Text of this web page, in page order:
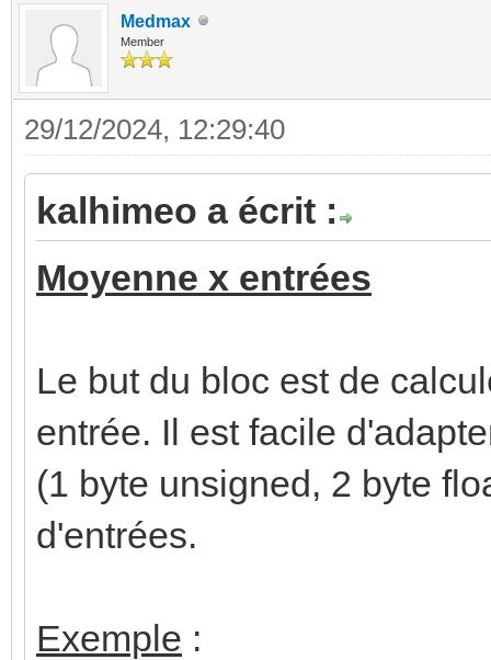
Medmax
Member
29/12/2024, 12:29:40
kalhimeo a écrit :
Moyenne x entrées
Le but du bloc est de
entrée. Il est facile
(1 byte unsigned, 2 byte
d'entrées.
Exemple :